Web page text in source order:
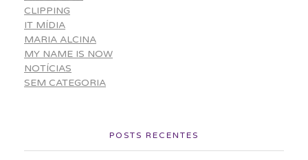
CLIPPING
IT MÍDIA
MARIA ALCINA
MY NAME IS NOW
NOTÍCIAS
SEM CATEGORIA
POSTS RECENTES